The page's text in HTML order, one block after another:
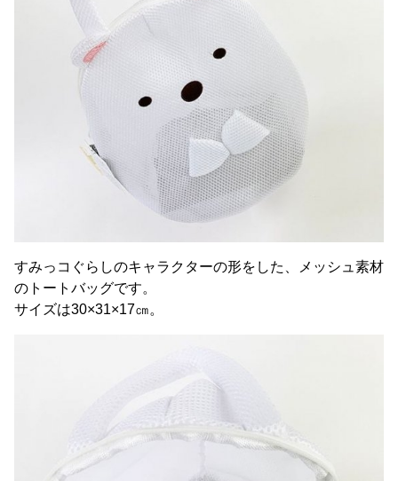
すみっコぐらしのキャラクターの形をした、メッシュ素材
のトートバッグです。
サイズは30×31×17㎝。